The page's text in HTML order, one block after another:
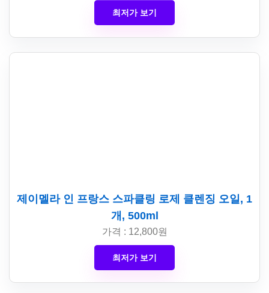
최저가 보기
제이멜라 인 프랑스 스파클링 로제 클렌징 오일, 1
개, 500ml
가격 : 12,800원
최저가 보기